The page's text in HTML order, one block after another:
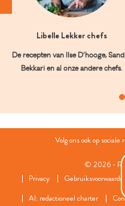
Libelle Lekker chefs
De recepten van Ilse D’hooge,
Bekkari en al onze andere chefs.
Volg ons ook op sociale
© 2026 -
Privacy
Gebruiksvoorwaarden
AI: redactioneel charter